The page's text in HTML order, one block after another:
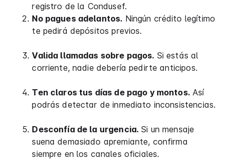
registro de la Condusef.
No pagues adelantos. Ningún crédito legítimo
te pedirá depósitos previos.
Valida llamadas sobre pagos. Si estás al
corriente, nadie debería pedirte anticipos.
Ten claros tus días de pago y montos.Así
podrás detectar de inmediato inconsistencias.
Desconfía de la urgencia. Si un mensaje
suena demasiado apremiante, confirma
siempre en los canales oficiales.